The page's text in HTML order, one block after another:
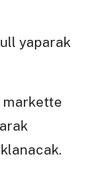
yaparak
markette